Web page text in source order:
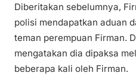
Diberitakan sebelumnya,
polisi mendapatkan aduan
teman perempuan Firman.
mengatakan dia dipaksa
beberapa kali oleh Firman.